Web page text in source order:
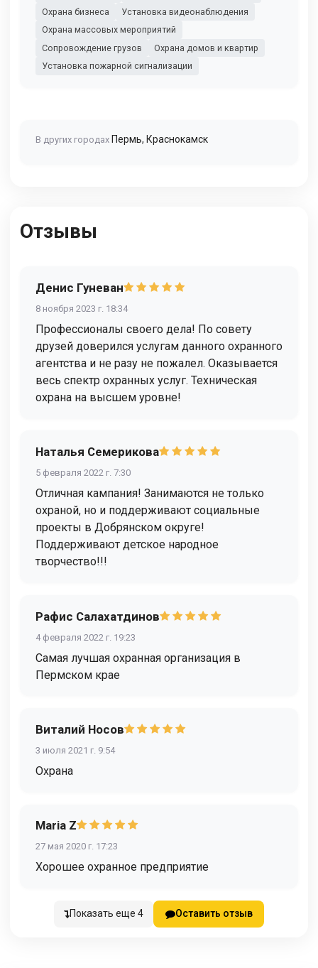
Охрана бизнеса
Установка видеонаблюдения
Охрана массовых мероприятий
Сопровождение грузов
Охрана домов и квартир
Установка пожарной сигнализации
В других городах Пермь, Краснокамск
Отзывы
Денис Гуневан
8 ноября 2023 г. 18:34
Профессионалы своего дела! По совету
друзей доверился услугам данного охранного
агентства и не разу не пожалел. Оказывается
весь спектр охранных услуг. Техническая
охрана на высшем уровне!
Наталья Семерикова
5 февраля 2022 г. 7:30
Отличная кампания! Занимаются не только
охраной, но и поддерживают социальные
проекты в Добрянском округе!
Поддерживают детское народное
творчество!!!
Рафис Салахатдинов
4 февраля 2022 г. 19:23
Самая лучшая охранная организация в
Пермском крае
Виталий Носов
3 июля 2021 г. 9:54
Охрана
Maria Z
27 мая 2020 г. 17:23
Хорошее охранное предприятие
Показать еще 4 Оставить отзыв